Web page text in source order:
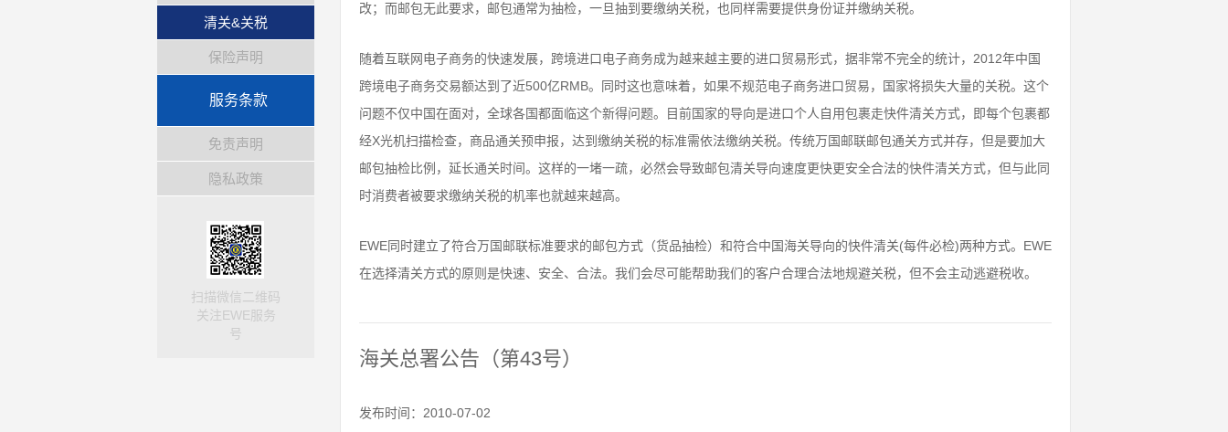
清关&关税
保险声明
服务条款
免责声明
隐私政策
扫描微信二维码
关注EWE服务
号
改；而邮包无此要求，邮包通常为抽检，一旦抽到要缴纳关税，也同样需要提供身份证并缴纳关税。
随着互联网电子商务的快速发展，跨境进口电子商务成为越来越主要的进口贸易形式，据非常不完全的统计，2012年中国
跨境电子商务交易额达到了近500亿RMB。同时这也意味着，如果不规范电子商务进口贸易，国家将损失大量的关税。这个
问题不仅中国在面对，全球各国都面临这个新得问题。目前国家的导向是进口个人自用包裹走快件清关方式，即每个包裹都
经X光机扫描检查，商品通关预申报，达到缴纳关税的标准需依法缴纳关税。传统万国邮联邮包通关方式并存，但是要加大
邮包抽检比例，延长通关时间。这样的一堵一疏，必然会导致邮包清关导向速度更快更安全合法的快件清关方式，但与此同
时消费者被要求缴纳关税的机率也就越来越高。
EWE同时建立了符合万国邮联标准要求的邮包方式（货品抽检）和符合中国海关导向的快件清关(每件必检)两种方式。EWE
在选择清关方式的原则是快速、安全、合法。我们会尽可能帮助我们的客户合理合法地规避关税，但不会主动逃避税收。
海关总署公告（第43号）
发布时间：2010-07-02